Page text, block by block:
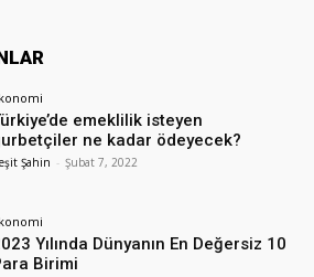
emeklilik isteyen
ne kadar ödeyecek?
Şahin - Şubat 7, 2022
Yılında Dünyanın En Değersiz 10
Birimi